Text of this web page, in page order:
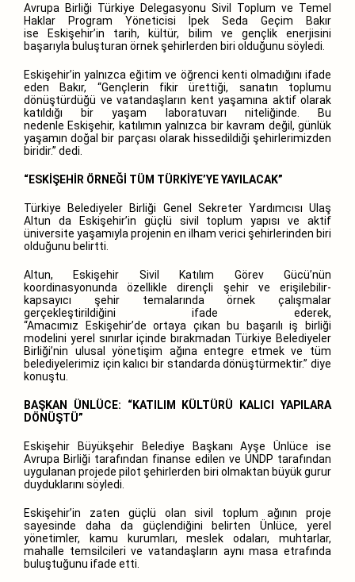
Avrupa Birliği Türkiye Delegasyonu Sivil Toplum ve Temel
Haklar Program Yöneticisi İpek Seda Geçim Bakır
ise Eskişehir’in tarih, kültür, bilim ve gençlik enerjisini
başarıyla buluşturan örnek şehirlerden biri olduğunu söyledi.
Eskişehir’in yalnızca eğitim ve öğrenci kenti olmadığını ifade
eden Bakır, “Gençlerin fikir ürettiği, sanatın toplumu
dönüştürdüğü ve vatandaşların kent yaşamına aktif olarak
katıldığı bir yaşam laboratuvarı niteliğinde. Bu
nedenle Eskişehir, katılımın yalnızca bir kavram değil, günlük
yaşamın doğal bir parçası olarak hissedildiği şehirlerimizden
biridir.” dedi.
“ESKİŞEHİR ÖRNEĞİ TÜM TÜRKİYE’YE YAYILACAK”
Türkiye Belediyeler Birliği Genel Sekreter Yardımcısı Ulaş
Altun da Eskişehir’in güçlü sivil toplum yapısı ve aktif
üniversite yaşamıyla projenin en ilham verici şehirlerinden biri
olduğunu belirtti.
Altun, Eskişehir Sivil Katılım Görev Gücü’nün
koordinasyonunda özellikle dirençli şehir ve erişilebilir-
kapsayıcı şehir temalarında örnek çalışmalar
gerçekleştirildiğini ifade ederek,
“Amacımız Eskişehir’de ortaya çıkan bu başarılı iş birliği
modelini yerel sınırlar içinde bırakmadan Türkiye Belediyeler
Birliği’nin ulusal yönetişim ağına entegre etmek ve tüm
belediyelerimiz için kalıcı bir standarda dönüştürmektir.” diye
konuştu.
BAŞKAN ÜNLÜCE: “KATILIM KÜLTÜRÜ KALICI YAPILARA
DÖNÜŞTÜ”
Eskişehir Büyükşehir Belediye Başkanı Ayşe Ünlüce ise
Avrupa Birliği tarafından finanse edilen ve UNDP tarafından
uygulanan projede pilot şehirlerden biri olmaktan büyük gurur
duyduklarını söyledi.
Eskişehir’in zaten güçlü olan sivil toplum ağının proje
sayesinde daha da güçlendiğini belirten Ünlüce, yerel
yönetimler, kamu kurumları, meslek odaları, muhtarlar,
mahalle temsilcileri ve vatandaşların aynı masa etrafında
buluştuğunu ifade etti.